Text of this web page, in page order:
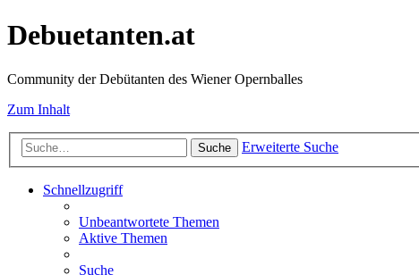
Debuetanten.at
Community der Debütanten des Wiener Opernballes
Zum Inhalt
Suche Erweiterte Suche
Schnellzugriff
Unbeantwortete Themen
Aktive Themen
Suche